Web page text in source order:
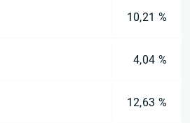
10,21 %
4,04 %
12,63 %